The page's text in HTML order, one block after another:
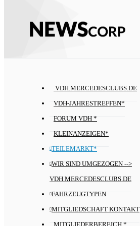
VDH.MERCEDESCLUBS.DE
VDH-JAHRESTREFFEN*
FORUM VDH *
KLEINANZEIGEN*
TEILEMARKT*
WIR SIND UMGEZOGEN -->
VDH.MERCEDESCLUBS.DE
FAHRZEUGTYPEN
MITGLIEDSCHAFT KONTAKT
MITGLIEDERBEREICH *